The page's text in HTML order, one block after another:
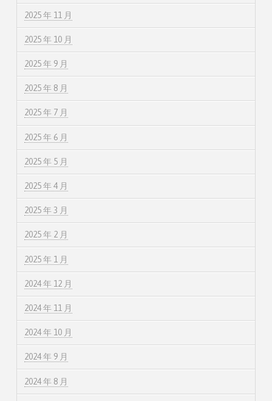
2025 年 11 月
2025 年 10 月
2025 年 9 月
2025 年 8 月
2025 年 7 月
2025 年 6 月
2025 年 5 月
2025 年 4 月
2025 年 3 月
2025 年 2 月
2025 年 1 月
2024 年 12 月
2024 年 11 月
2024 年 10 月
2024 年 9 月
2024 年 8 月